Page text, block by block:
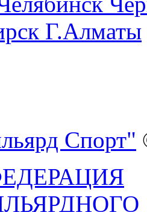
Г.Алматы
Спорт"